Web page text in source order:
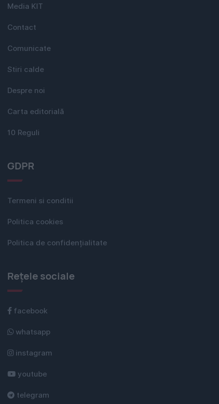
Media KIT
Contact
Comunicate
Stiri calde
Despre noi
Carta editorială
10 Reguli
GDPR
Termeni si conditii
Politica cookies
Politica de confidențialitate
Rețele sociale
facebook
whatsapp
instagram
youtube
telegram